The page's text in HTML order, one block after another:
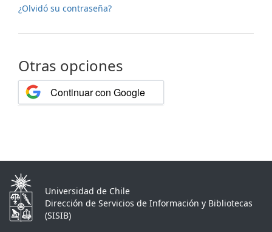
¿Olvidó su contraseña?
Otras opciones
Continuar con Google
Universidad de Chile
Dirección de Servicios de Información y Bibliotecas
(SISIB)